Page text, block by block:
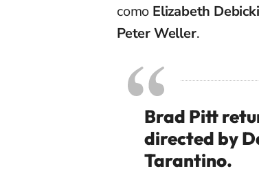
como Elizabeth Debicki
Peter Weller.
Brad Pitt
directed by
Tarantino.